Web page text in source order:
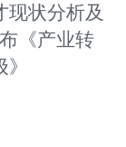
现状分析及
《产业转